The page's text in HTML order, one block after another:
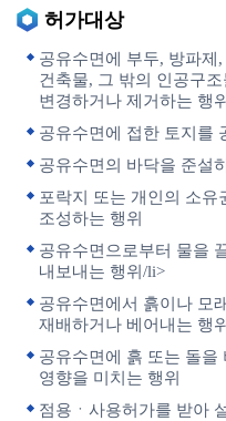
허가대상
공유수면에 부두, 방파제
건축물, 그 밖의 인공구
변경하거나 제거하는 행위
공유수면에 접한 토지를
공유수면의 바닥을 준설
포락지 또는 개인의 소유
조성하는 행위
공유수면으로부터 물을
내보내는 행위/li>
공유수면에서 흙이나 모
재배하거나 베어내는 행위
공유수면에 흙 또는 돌을
영향을 미치는 행위
점용ㆍ사용허가를 받아